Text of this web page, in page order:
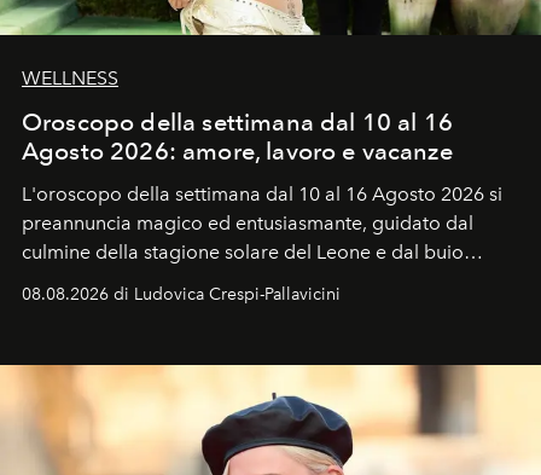
WELLNESS
Oroscopo della settimana dal 10 al 16
Agosto 2026: amore, lavoro e vacanze
L'oroscopo della settimana dal 10 al 16 Agosto 2026 si
preannuncia magico ed entusiasmante, guidato dal
culmine della stagione solare del Leone e dal buio
favorevole della Luna nuova in Leone del 12 agosto,
ideale per la notte delle Perseidi.
08.08.2026 di Ludovica Crespi-Pallavicini